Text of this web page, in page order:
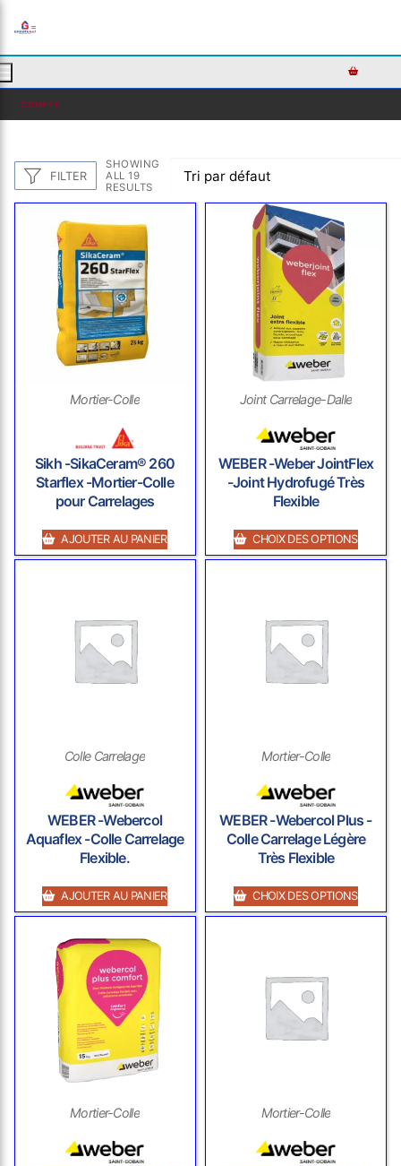
COMPTE
FILTER
SHOWING
ALL 19
RESULTS
Mortier-Colle
Sikh -SikaCeram® 260
Starflex -Mortier-Colle
pour Carrelages
AJOUTER AU PANIER
Joint Carrelage-Dalle
WEBER -Weber JointFlex
-Joint Hydrofugé Très
Flexible
CHOIX DES OPTIONS
Colle Carrelage
WEBER -Webercol
Aquaflex -Colle Carrelage
Flexible.
AJOUTER AU PANIER
Mortier-Colle
WEBER -Webercol Plus -
Colle Carrelage Légère
Très Flexible
CHOIX DES OPTIONS
Mortier-Colle Mortier-Colle